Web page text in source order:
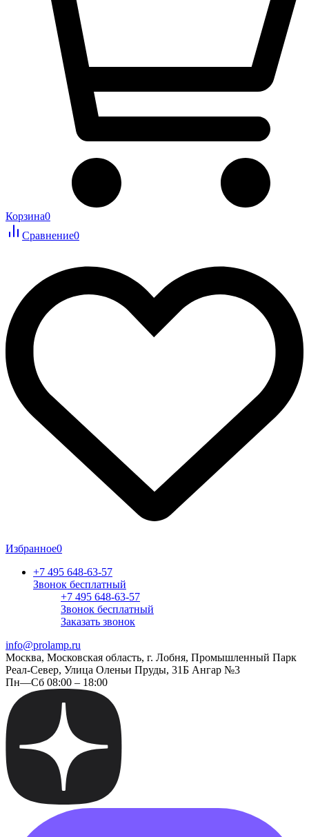
Корзина0
Сравнение0
Избранное0
+7 495 648-63-57
Звонок бесплатный
+7 495 648-63-57
Звонок бесплатный
Заказать звонок
info@prolamp.ru
Москва, Московская область, г. Лобня, Промышленный Парк
Реал-Север, Улица Оленьи Пруды, 31Б Ангар №3
Пн—Сб 08:00 – 18:00